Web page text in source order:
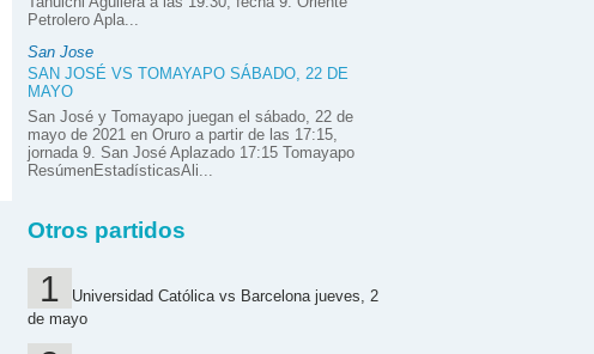
Petrolero Apla...
San Jose
SAN JOSÉ VS TOMAYAPO SÁBADO, 22 DE
MAYO
San José y Tomayapo juegan el sábado, 22 de
mayo de 2021 en Oruro a partir de las 17:15,
jornada 9. San José Aplazado 17:15 Tomayapo
ResúmenEstadísticasAli...
Otros partidos
Universidad Católica vs Barcelona jueves, 2
de mayo